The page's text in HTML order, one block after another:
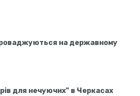
на державному
для нечуючих" в Черкасах